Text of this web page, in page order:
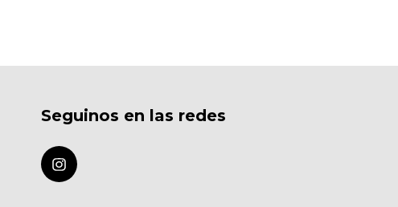
Seguinos en las redes